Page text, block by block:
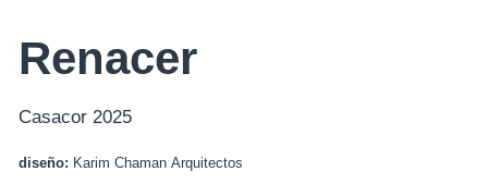
Renacer
Casacor 2025
diseño: Karim Chaman Arquitectos